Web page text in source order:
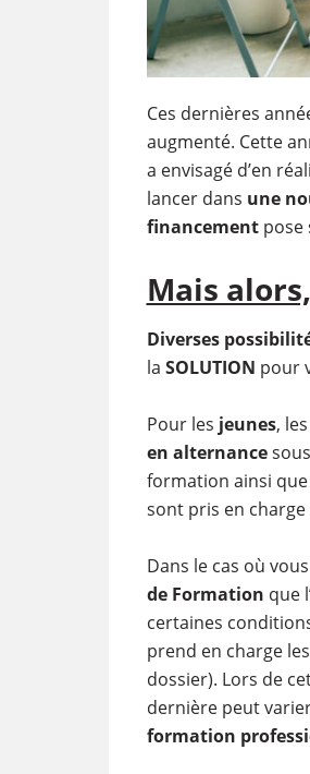
Ces dernières
augmenté. Cette
a envisagé d’en
lancer dans une
financementpose
Mais
Diverses
la SOLUTION pour
Pour les jeunes,
en alternance
formation ainsi
sont pris en charge
Dans le cas où
de Formation que
certaines
prend en charge
dossier). Lors de
dernière peut
formation